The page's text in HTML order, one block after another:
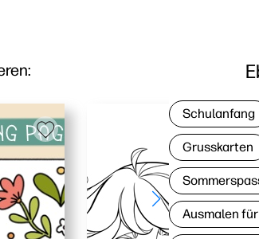
Schulanfang
Grusskarten
Ausmalen